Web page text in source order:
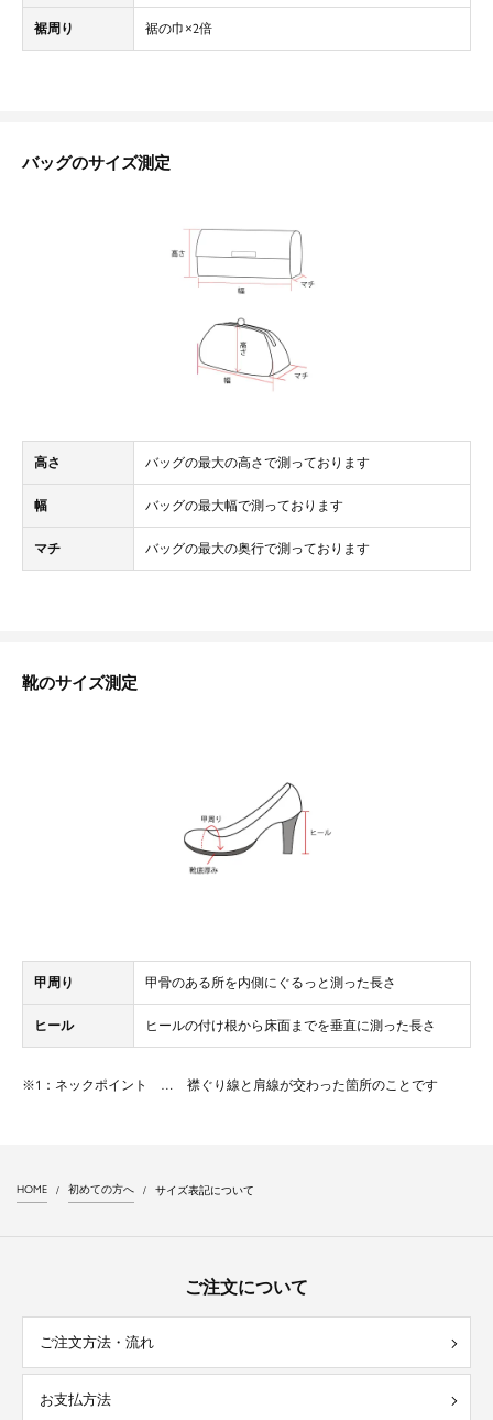
裾周り 裾の巾×2倍
バッグのサイズ測定
高さ バッグの最大の高さで測っております
幅 バッグの最大幅で測っております
マチ バッグの最大の奥行で測っております
靴のサイズ測定
甲周り 甲骨のある所を内側にぐるっと測った長さ
ヒール ヒールの付け根から床面までを垂直に測った長さ
※1：ネックポイント … 襟ぐり線と肩線が交わった箇所のことです
HOME 初めての方へ サイズ表記について
ご注文について
ご注文方法・流れ
お支払方法